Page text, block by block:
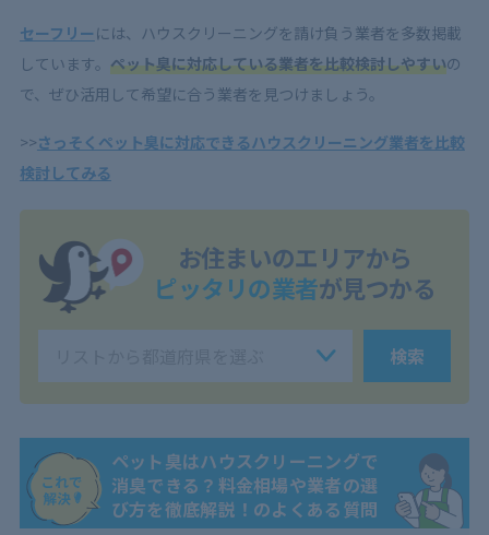
セーフリー には、ハウスクリーニングを請け負う業者を多数掲載
しています。 ペット臭に対応している業者を比較検討しやすいの
で、ぜひ活用して希望に合う業者を見つけましょう。
>>さっそくペット臭に対応できるハウスクリーニング業者を比較
検討してみる
お住まいのエリアから
ピッタリの業者が見つかる
検索
ペット臭はハウスクリーニングで
消臭できる？料金相場や業者の選
び方を徹底解説！のよくある質問